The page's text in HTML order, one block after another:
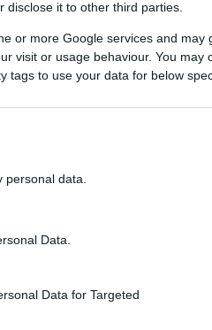
disclose it to other third parties.
or more Google services and may
visit or usage behaviour. You may
tags to use your data for below
data.
Data.
Data for Targeted
láthatják az
van a
hoz. A
fiatalokat, Ninh Duc Hoang
márki), Somogyi Lili